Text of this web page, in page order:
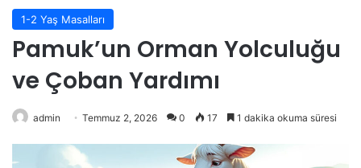
1-2 Yaş Masalları
Pamuk’un Orman Yolculuğu
ve Çoban Yardımı
admin Temmuz 2, 2026 0 17 1 dakika okuma süresi